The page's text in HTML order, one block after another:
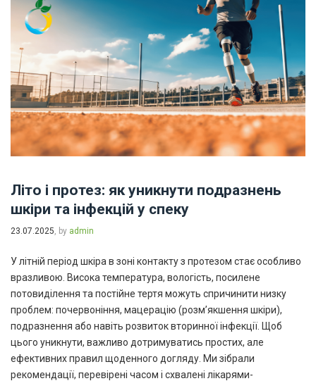
Літо і протез: як уникнути подразнень
шкіри та інфекцій у спеку
23.07.2025 , by admin
У літній період шкіра в зоні контакту з протезом стає особливо
вразливою. Висока температура, вологість, посилене
потовиділення та постійне тертя можуть спричинити низку
проблем: почервоніння, мацерацію (розм’якшення шкіри),
подразнення або навіть розвиток вторинної інфекції. Щоб
цього уникнути, важливо дотримуватись простих, але
ефективних правил щоденного догляду. Ми зібрали
рекомендації, перевірені часом і схвалені лікарями-